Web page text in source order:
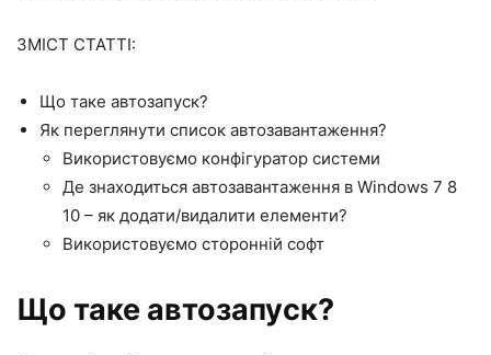
ЗМІСТ СТАТТІ:
Що таке автозапуск?
Як переглянути список автозавантаження?
Використовуємо конфігуратор системи
Де знаходиться автозавантаження в Windows 7 8
10 – як додати/видалити елементи?
Використовуємо сторонній софт
Що таке автозапуск?